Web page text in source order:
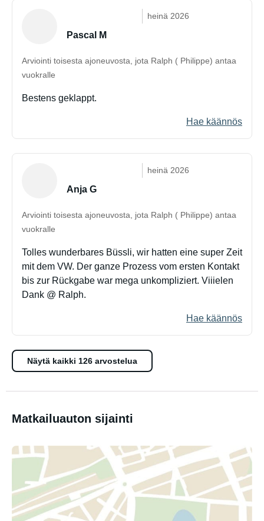
heinä 2026
Pascal M
Arviointi toisesta ajoneuvosta, jota Ralph ( Philippe) antaa
vuokralle
Bestens geklappt.
Hae käännös
heinä 2026
Anja G
Arviointi toisesta ajoneuvosta, jota Ralph ( Philippe) antaa
vuokralle
Tolles wunderbares Büssli, wir hatten eine super Zeit
mit dem VW. Der ganze Prozess vom ersten Kontakt
bis zur Rückgabe war mega unkompliziert. Viiielen
Dank @ Ralph.
Hae käännös
Näytä kaikki 126 arvostelua
Matkailuauton sijainti